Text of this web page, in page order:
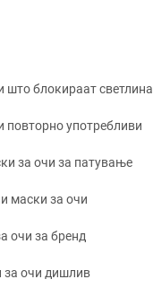
што блокираат светлина
повторно употребливи
за очи за патување
маски за очи
очи за бренд
за очи дишлив